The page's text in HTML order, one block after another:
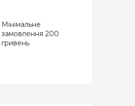
Мінімальне
замовлення 200
гривень